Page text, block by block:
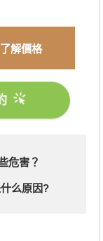
了解價格
危害？
么原因?